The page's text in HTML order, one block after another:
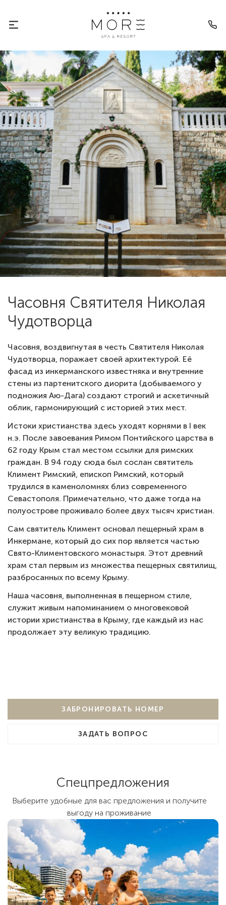
Часовня Святителя Николая
Чудотворца
Часовня, воздвигнутая в честь Святителя Николая
Чудотворца, поражает своей архитектурой. Её
фасад из инкерманского известняка и внутренние
стены из партенитского диорита (добываемого у
подножия Аю-Дага) создают строгий и аскетичный
облик, гармонирующий с историей этих мест.
Истоки христианства здесь уходят корнями в I век
н.э. После завоевания Римом Понтийского царства в
62 году Крым стал местом ссылки для римских
граждан. В 94 году сюда был сослан святитель
Климент Римский, епископ Римский, который
трудился в каменоломнях близ современного
Севастополя. Примечательно, что даже тогда на
полуострове проживало более двух тысяч христиан.
Сам святитель Климент основал пещерный храм в
Инкермане, который до сих пор является частью
Свято-Климентовского монастыря. Этот древний
храм стал первым из множества пещерных святилищ,
разбросанных по всему Крыму.
Наша часовня, выполненная в пещерном стиле,
служит живым напоминанием о многовековой
истории христианства в Крыму, где каждый из нас
продолжает эту великую традицию.
ЗАБРОНИРОВАТЬ НОМЕР
ЗАДАТЬ ВОПРОС
Спецпредложения
Выберите удобные для вас предложения и получите
выгоду на проживание